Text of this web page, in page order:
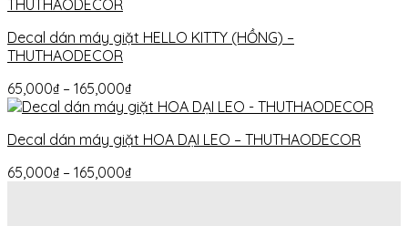
Decal dán máy giặt HELLO KITTY (HỒNG) –
THUTHAODECOR
65,000₫ – 165,000₫
Decal dán máy giặt HOA DẠI LEO – THUTHAODECOR
65,000₫ – 165,000₫